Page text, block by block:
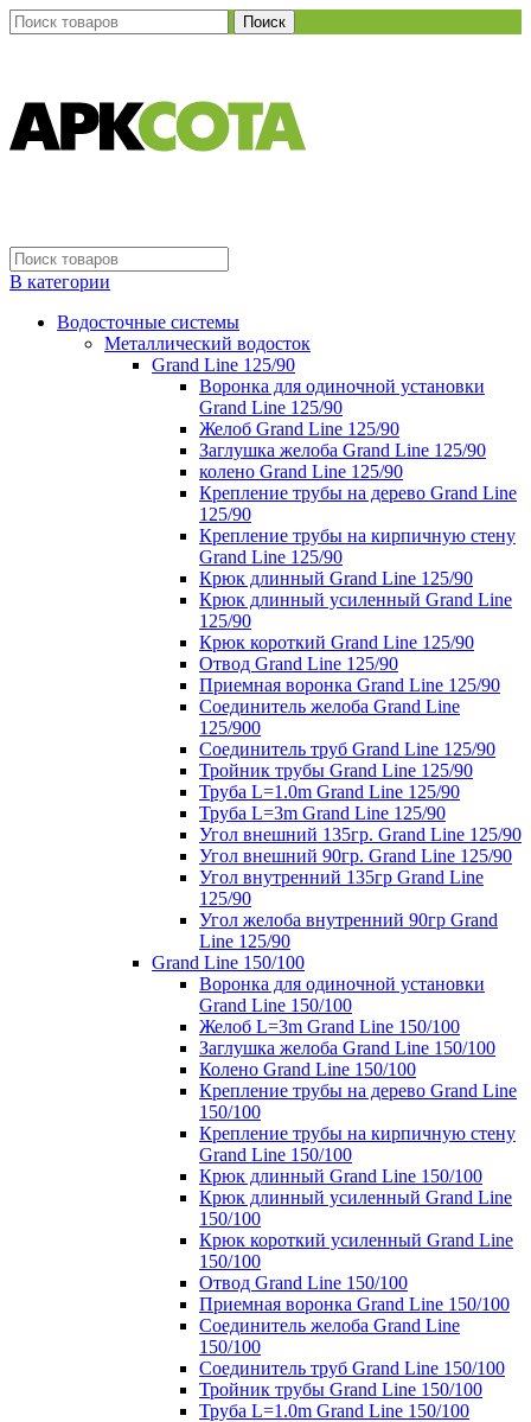
Поиск
В категории
Водосточные системы
Металлический водосток
Grand Line 125/90
Воронка для одиночной установки
Grand Line 125/90
Желоб Grand Line 125/90
Заглушка желоба Grand Line 125/90
колено Grand Line 125/90
Крепление трубы на дерево Grand Line
125/90
Крепление трубы на кирпичную стену
Grand Line 125/90
Крюк длинный Grand Line 125/90
Крюк длинный усиленный Grand Line
125/90
Крюк короткий Grand Line 125/90
Отвод Grand Line 125/90
Приемная воронка Grand Line 125/90
Соединитель желоба Grand Line
125/900
Соединитель труб Grand Line 125/90
Тройник трубы Grand Line 125/90
Труба L=1.0m Grand Line 125/90
Труба L=3m Grand Line 125/90
Угол внешний 135гр. Grand Line 125/90
Угол внешний 90гр. Grand Line 125/90
Угол внутренний 135гр Grand Line
125/90
Угол желоба внутренний 90гр Grand
Line 125/90
Grand Line 150/100
Воронка для одиночной установки
Grand Line 150/100
Желоб L=3m Grand Line 150/100
Заглушка желоба Grand Line 150/100
Колено Grand Line 150/100
Крепление трубы на дерево Grand Line
150/100
Крепление трубы на кирпичную стену
Grand Line 150/100
Крюк длинный Grand Line 150/100
Крюк длинный усиленный Grand Line
150/100
Крюк короткий усиленный Grand Line
150/100
Отвод Grand Line 150/100
Приемная воронка Grand Line 150/100
Соединитель желоба Grand Line
150/100
Соединитель труб Grand Line 150/100
Тройник трубы Grand Line 150/100
Труба L=1.0m Grand Line 150/100